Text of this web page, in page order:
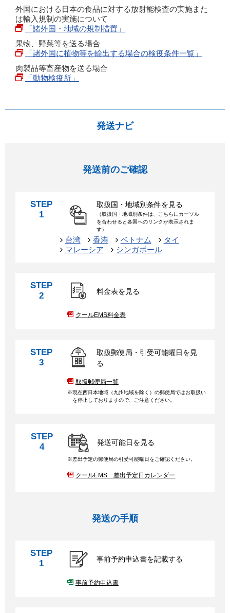
外国における日本の食品に対する放射能検査の実施また
は輸入規制の実施について
「諸外国・地域の規制措置」
果物、野菜等を送る場合
「諸外国に植物等を輸出する場合の検疫条件一覧」
肉製品等畜産物を送る場合
「動物検疫所」
発送ナビ
発送前のご確認
STEP
1
取扱国・地域別条件を見る
（取扱国・地域別条件は、こちらにカーソル
を合わせると各国へのリンクが表示されま
す）
台湾 香港 ベトナム
タイ
マレーシア
シンガポール
STEP
2
料金表を見る
クールEMS料金表
STEP
3
取扱郵便局・引受可能曜日を見
る
取扱郵便局一覧
現在西日本地域（九州地域を除く）の郵便局ではお取扱い
を停止しておりますので、ご注意ください。
STEP
4
発送可能日を見る
差出予定の郵便局の引受可能曜日をご確認ください。
クールEMS 差出予定日カレンダー
発送の手順
STEP
1
事前予約申込書を記載する
事前予約申込書